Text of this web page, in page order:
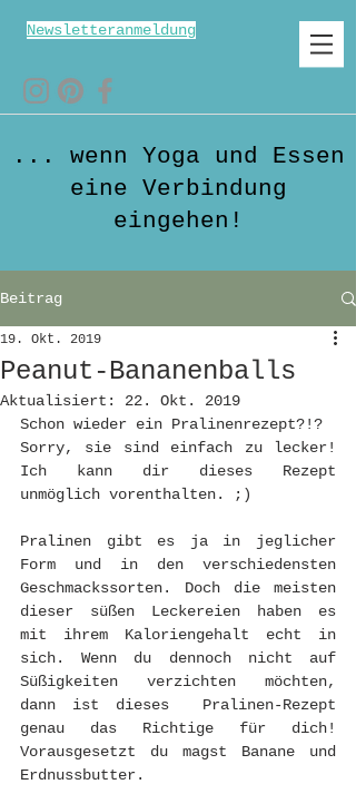
Newsletteranmeldung
... wenn Yoga und Essen
eine Verbindung
eingehen!
Beitrag
Peanut-Bananenballs
19. Okt. 2019
Aktualisiert: 22. Okt. 2019
Schon wieder ein Pralinenrezept?!?
Sorry, sie sind einfach zu lecker!
Ich kann dir dieses Rezept
unmöglich vorenthalten. ;)
Pralinen gibt es ja in jeglicher
Form und in den verschiedensten
Geschmackssorten. Doch die meisten
dieser süßen Leckereien haben es
mit ihrem Kaloriengehalt echt in
sich. Wenn du dennoch nicht auf
Süßigkeiten verzichten möchten,
dann ist dieses  Pralinen-Rezept
genau das Richtige für dich!
Vorausgesetzt du magst Banane und
Erdnussbutter.